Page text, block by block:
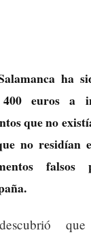
ha
euros a
que no
no residían
falsos
que